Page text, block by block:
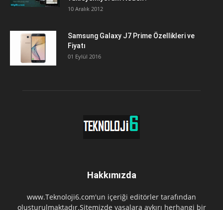
10 Aralık 2012
Samsung Galaxy J7 Prime Özellikleri ve
Fiyatı
01 Eylül 2016
Hakkımızda
www.Teknoloji6.com'un içeriği editörler tarafından
oluşturulmaktadır.Sitemizde yasalara aykırı herhangi bir